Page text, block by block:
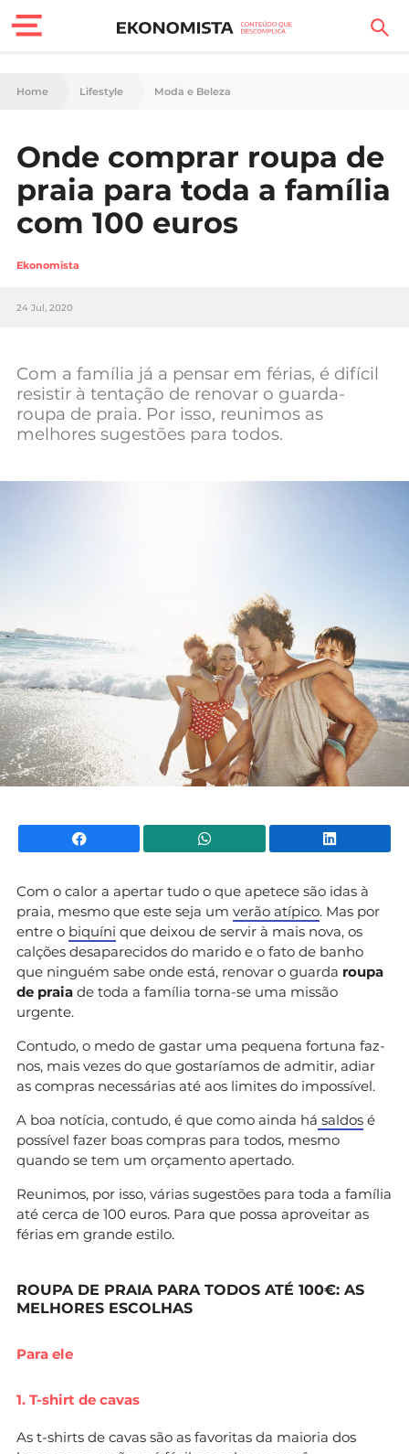
Finanças Pessoais
Carreira
Casa
Lifestyle
Sociedade
Negócios
Mundial 2026
Home Lifestyle Moda e Beleza
Onde comprar roupa de
praia para toda a família
com 100 euros
Ekonomista
24 Jul, 2020
Com a família já a pensar em férias, é difícil
resistir à tentação de renovar o guarda-
roupa de praia. Por isso, reunimos as
melhores sugestões para todos.
Facebook WhatsApp
Com o calor a apertar tudo o que apetece são idas à
praia, mesmo que este seja um verão atípico. Mas por
entre o biquíni que deixou de servir à mais nova, os
calções desaparecidos do marido e o fato de banho
que ninguém sabe onde está, renovar o guarda roupa
de praia de toda a família torna-se uma missão
urgente.
Contudo, o medo de gastar uma pequena fortuna faz-
nos, mais vezes do que gostaríamos de admitir, adiar
as compras necessárias até aos limites do impossível.
A boa notícia, contudo, é que como ainda há saldos é
possível fazer boas compras para todos, mesmo
quando se tem um orçamento apertado.
Reunimos, por isso, várias sugestões para toda a família
até cerca de 100 euros. Para que possa aproveitar as
férias em grande estilo.
ROUPA DE PRAIA PARA TODOS ATÉ 100€: AS
MELHORES ESCOLHAS
Para ele
1. T-shirt de cavas
As t-shirts de cavas são as favoritas da maioria dos